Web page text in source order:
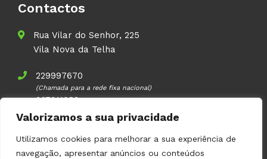
Valorizamos a sua privacidade
Utilizamos cookies para melhorar a sua experiência de
navegação, apresentar anúncios ou conteúdos
Contactos
Rua Vilar do Senhor, 225
Vila Nova da Telha
229997670
(Chamada para a rede fixa nacional)
937911083
(Chamada para a rede móvel nacional)
geral@volupal.pt